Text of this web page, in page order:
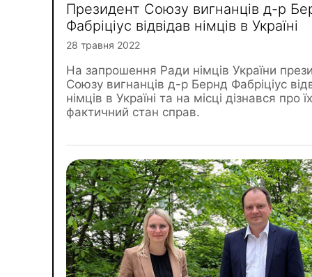
Президент Союзу вигнанців д-р
Фабріціус відвідав німців в Україні
28 травня 2022
На запрошення Ради німців України
Союзу вигнанців д-р Бернд Фабріціус
німців в Україні та на місці дізнався про їх
фактичний стан справ.